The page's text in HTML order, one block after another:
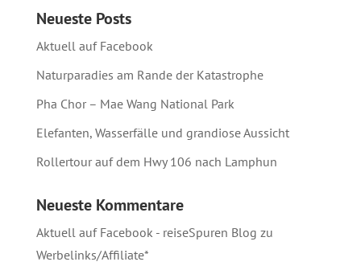
Neueste Posts
Aktuell auf Facebook
Naturparadies am Rande der Katastrophe
Pha Chor – Mae Wang National Park
Elefanten, Wasserfälle und grandiose Aussicht
Rollertour auf dem Hwy 106 nach Lamphun
Neueste Kommentare
Aktuell auf Facebook - reiseSpuren Blog zu
Werbelinks/Affiliate*